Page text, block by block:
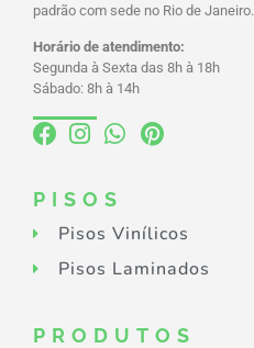
padrão com sede no Rio de Janeiro.
Horário de atendimento:
Segunda à Sexta das 8h à 18h
Sábado: 8h à 14h
PISOS
Pisos Vinílicos
Pisos Laminados
PRODUTOS